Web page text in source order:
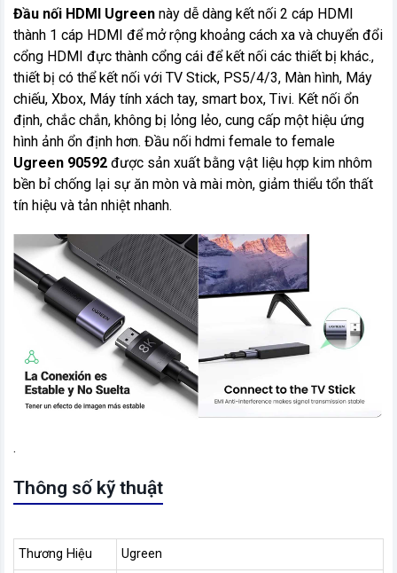
Đầu nối HDMI Ugreen này dễ dàng kết nối 2 cáp HDMI
thành 1 cáp HDMI để mở rộng khoảng cách xa và chuyển đổi
cổng HDMI đực thành cổng cái để kết nối các thiết bị khác.,
thiết bị có thể kết nối với TV Stick, PS5/4/3, Màn hình, Máy
chiếu, Xbox, Máy tính xách tay, smart box, Tivi. Kết nối ổn
định, chắc chắn, không bị lỏng lẻo, cung cấp một hiệu ứng
hình ảnh ổn định hơn. Đầu nối hdmi female to female
Ugreen 90592 được sản xuất bằng vật liệu hợp kim nhôm
bền bỉ chống lại sự ăn mòn và mài mòn, giảm thiểu tổn thất
tín hiệu và tản nhiệt nhanh.
.
Thông số kỹ thuật
Thương Hiệu Ugreen